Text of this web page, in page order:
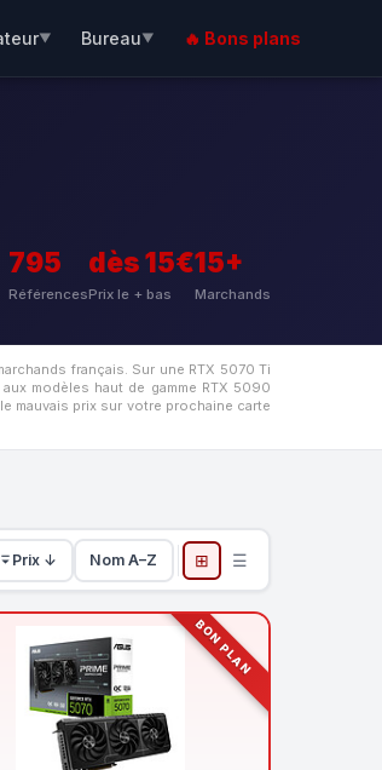
▼ Bureau▼ 🔥 Bons plans
795
Références
dès 15€
Prix le + bas
15+
Marchands
français. Sur une RTX 5070 Ti
modèles haut de gamme RTX 5090
mauvais prix sur votre prochaine carte
Prix ↓ Nom A–Z ⊞ ☰
BON PLAN